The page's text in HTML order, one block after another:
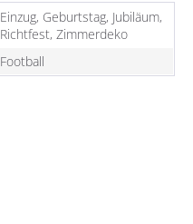
Einzug, Geburtstag, Jubiläum,
Richtfest, Zimmerdeko
Football